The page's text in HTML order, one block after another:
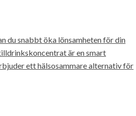
du snabbt öka lönsamheten för din
är en smart
ett hälsosammare alternativ för